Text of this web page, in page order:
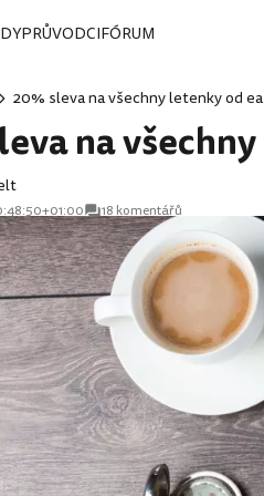
PRŮVODCIFÓRUM
20% sleva na všechny letenky od
na
18 komentářů